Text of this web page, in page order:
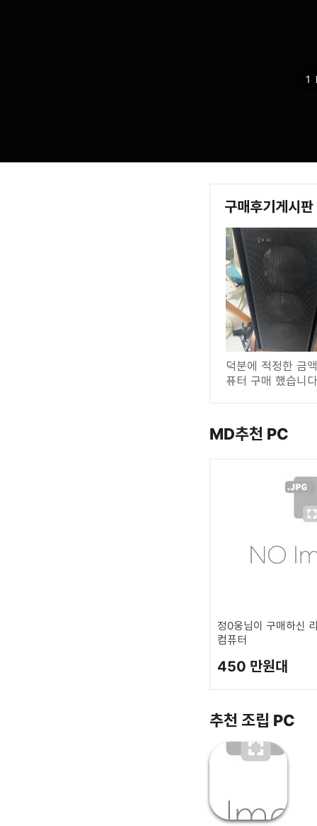
1
구매후기게시판
덕분에 적정한 금
퓨터 구매 했습니
MD추천 PC
정0웅님이 구매하신
컴퓨터
450 만원대
추천 조립 PC